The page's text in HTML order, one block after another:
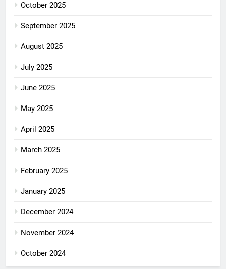
October 2025
September 2025
August 2025
July 2025
June 2025
May 2025
April 2025
March 2025
February 2025
January 2025
December 2024
November 2024
October 2024